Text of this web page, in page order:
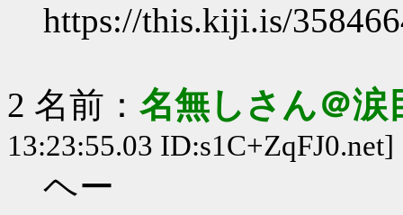
https://this.kiji.is/
2 名前： 名無しさん＠涙
13:23:55.03 ID:s1C+ZqFJ0.net]
ヘー